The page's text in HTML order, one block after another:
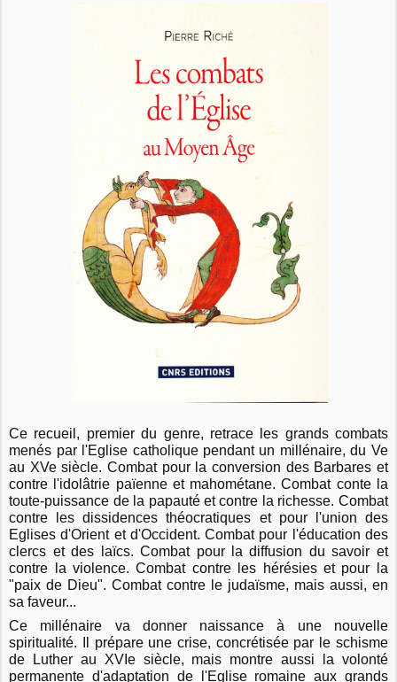
Ce recueil, premier du genre, retrace les grands combats
menés par l'Eglise catholique pendant un millénaire, du Ve
au XVe siècle. Combat pour la conversion des Barbares et
contre l'idolâtrie païenne et mahométane. Combat conte la
toute-puissance de la papauté et contre la richesse. Combat
contre les dissidences théocratiques et pour l'union des
Eglises d'Orient et d'Occident. Combat pour l'éducation des
clercs et des laïcs. Combat pour la diffusion du savoir et
contre la violence. Combat contre les hérésies et pour la
"paix de Dieu". Combat contre le judaïsme, mais aussi, en
sa faveur...
Ce millénaire va donner naissance à une nouvelle
spiritualité. Il prépare une crise, concrétisée par le schisme
de Luther au XVIe siècle, mais montre aussi la volonté
permanente d'adaptation de l'Eglise romaine aux grands